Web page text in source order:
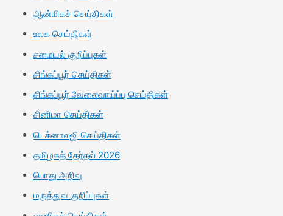
ஆன்மிகச் செய்திகள்
உலக செய்திகள்
சமையல் குறிப்புகள்
சிங்கப்பூர் செய்திகள்
சிங்கப்பூர் வேலைவாய்ப்பு செய்திகள்
சினிமா செய்திகள்
டெக்னாலஜி செய்திகள்
தமிழகத் தேர்தல் 2026
பொது அறிவு
மருத்துவ குறிப்புகள்